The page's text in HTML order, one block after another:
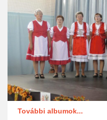
További albumok...